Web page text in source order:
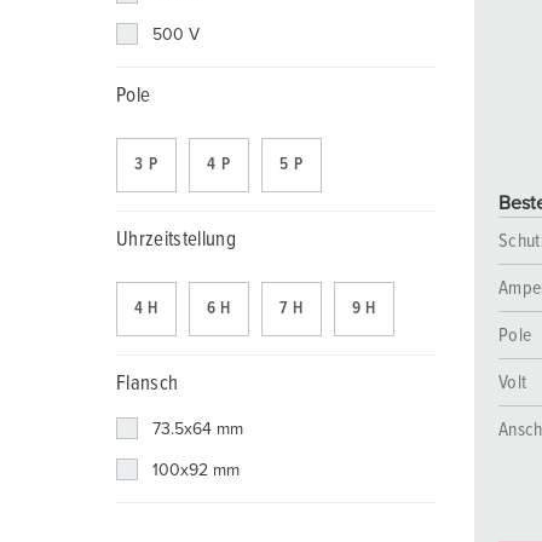
X-CONTACT®
500 V
Pole
3 P 4 P 5 P
Uhrzeitstellung
4 H 6 H 7 H 9 H
Flansch
73.5x64 mm
100x92 mm
Pole
Volt